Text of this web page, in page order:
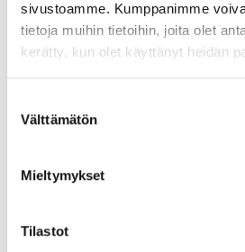
sivustoamme. Kumppanimme
tietoja muihin tietoihin, joita olet
kerätty, kun olet käyttänyt heidän
valinta
Välttämätön
Mieltymykset
Tilastot
Moottorin malli
Jännitesäädettävä
Kuulalaakerit
Runko / kaapu
Asennusasento